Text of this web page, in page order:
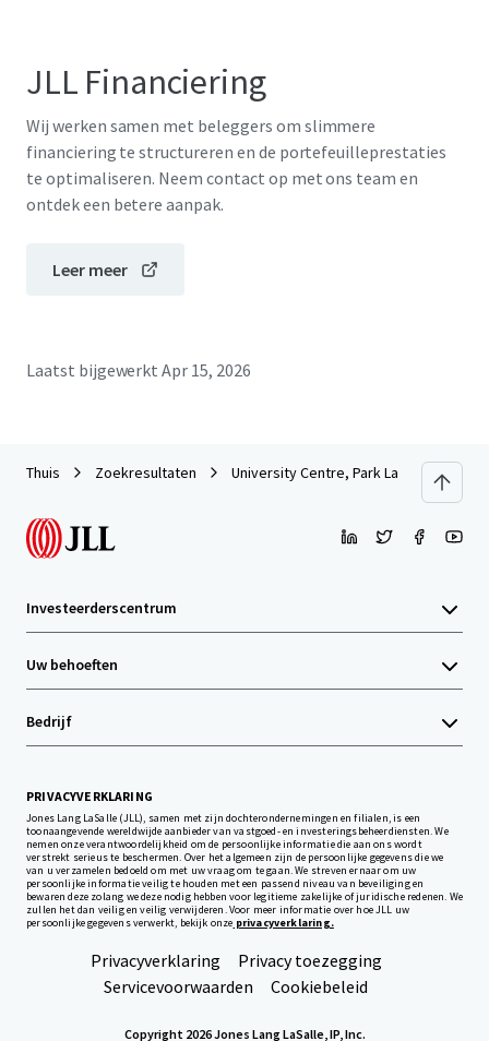
JLL Financiering
Wij werken samen met beleggers om slimmere
financiering te structureren en de portefeuilleprestaties
te optimaliseren. Neem contact op met ons team en
ontdek een betere aanpak.
Leer meer
Laatst bijgewerkt Apr 15, 2026
Thuis Zoekresultaten University Centre, Park Lane, Leeds
Investeerderscentrum
Uw behoeften
Bedrijf
PRIVACYVERKLARING
Jones Lang LaSalle (JLL), samen met zijn dochterondernemingen en filialen, is een
toonaangevende wereldwijde aanbieder van vastgoed- en investeringsbeheerdiensten. We
nemen onze verantwoordelijkheid om de persoonlijke informatie die aan ons wordt
verstrekt serieus te beschermen. Over het algemeen zijn de persoonlijke gegevens die we
van u verzamelen bedoeld om met uw vraag om te gaan. We streven ernaar om uw
persoonlijke informatie veilig te houden met een passend niveau van beveiliging en
bewaren deze zolang we deze nodig hebben voor legitieme zakelijke of juridische redenen. We
zullen het dan veilig en veilig verwijderen. Voor meer informatie over hoe JLL uw
persoonlijke gegevens verwerkt, bekijk onze privacyverklaring.
Privacyverklaring
Privacy toezegging
Servicevoorwaarden
Cookiebeleid
Copyright 2026 Jones Lang LaSalle, IP, Inc.